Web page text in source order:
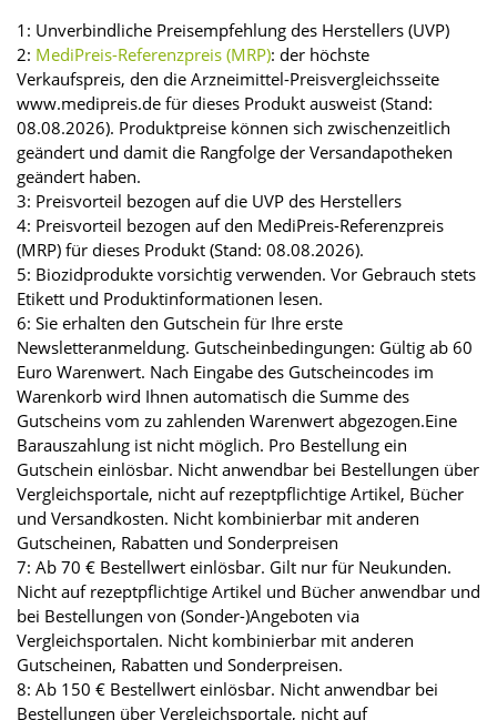
1: Unverbindliche Preisempfehlung des Herstellers (UVP)
2: MediPreis-Referenzpreis (MRP): der höchste
Verkaufspreis, den die Arzneimittel-Preisvergleichsseite
www.medipreis.de für dieses Produkt ausweist (Stand:
08.08.2026). Produktpreise können sich zwischenzeitlich
geändert und damit die Rangfolge der Versandapotheken
geändert haben.
3: Preisvorteil bezogen auf die UVP des Herstellers
4: Preisvorteil bezogen auf den MediPreis-Referenzpreis
(MRP) für dieses Produkt (Stand: 08.08.2026).
5: Biozidprodukte vorsichtig verwenden. Vor Gebrauch stets
Etikett und Produktinformationen lesen.
6: Sie erhalten den Gutschein für Ihre erste
Newsletteranmeldung. Gutscheinbedingungen: Gültig ab 60
Euro Warenwert. Nach Eingabe des Gutscheincodes im
Warenkorb wird Ihnen automatisch die Summe des
Gutscheins vom zu zahlenden Warenwert abgezogen.Eine
Barauszahlung ist nicht möglich. Pro Bestellung ein
Gutschein einlösbar. Nicht anwendbar bei Bestellungen über
Vergleichsportale, nicht auf rezeptpflichtige Artikel, Bücher
und Versandkosten. Nicht kombinierbar mit anderen
Gutscheinen, Rabatten und Sonderpreisen
7: Ab 70 € Bestellwert einlösbar. Gilt nur für Neukunden.
Nicht auf rezeptpflichtige Artikel und Bücher anwendbar und
bei Bestellungen von (Sonder-)Angeboten via
Vergleichsportalen. Nicht kombinierbar mit anderen
Gutscheinen, Rabatten und Sonderpreisen.
8: Ab 150 € Bestellwert einlösbar. Nicht anwendbar bei
Bestellungen über Vergleichsportale, nicht auf